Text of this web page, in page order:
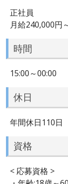
正社員
月給240,000円
時間
15:00～00:00
休日
年間休日110日
資格
< 応募資格 >